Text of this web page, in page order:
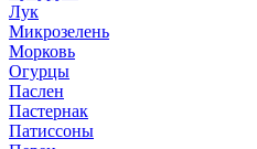
Лук
Микрозелень
Морковь
Огурцы
Паслен
Пастернак
Патиссоны